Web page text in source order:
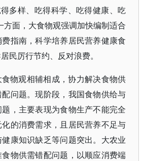
多样、吃得科学、吃得健康、吃
方面，大食物观强调加快编制适合
指南，科学培养居民营养健康食
民厉行节约、反对浪费。
物观相辅相成，协力解决食物供
问题。现阶段，我国食物供给与
，主要表现为食物生产不能完全
的消费需求，且居民营养不足与
康知识缺乏等问题突出。大农业
物供需错配问题，以顺应消费端